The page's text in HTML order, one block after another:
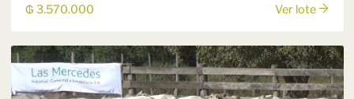
₲ 3.570.000 Ver lote